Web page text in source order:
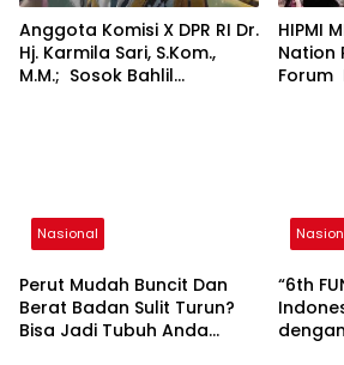
Anggota Komisi X DPR RI Dr.
Hj. Karmila Sari, S.Kom.,
M.M.; Sosok Bahlil
bersama-sama
Memberikan Kontribusi
bagi Pembangunan
Nasional.
HIPMI
Nation
Forum
Nasional
Perut Mudah Buncit Dan
Berat Badan Sulit Turun?
Bisa Jadi Tubuh Anda
“6th